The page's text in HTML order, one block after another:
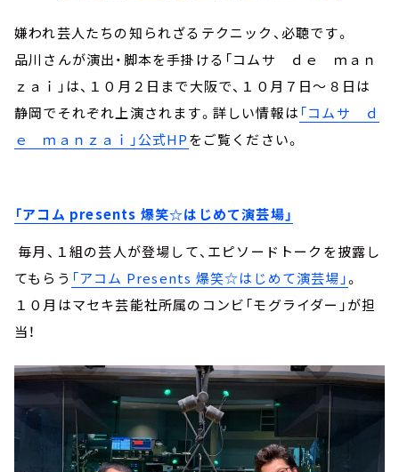
嫌われ芸人たちの知られざるテクニック、必聴です。
品川さんが演出・脚本を手掛ける「コムサ ｄｅ ｍａｎ
ｚａｉ」は、１０月２日まで大阪で、１０月７日～８日は
静岡でそれぞれ上演されます。詳しい情報は 「コムサ ｄ
ｅ ｍａｎｚａｉ」公式HPをご覧ください。
「アコム presents 爆笑☆はじめて演芸場」
毎月、１組の芸人が登場して、エピソードトークを披露し
てもらう 「アコム Presents 爆笑☆はじめて演芸場」。
１０月はマセキ芸能社所属のコンビ「モグライダー」が担
当！